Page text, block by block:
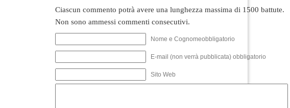
Ciascun commento potrà avere una lunghezza massima di 1500 battute.
Non sono ammessi commenti consecutivi.
Nome e Cognomeobbligatorio
E-mail (non verrà pubblicata) obbligatorio
Sito Web